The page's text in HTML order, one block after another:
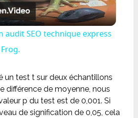
Video
audit SEO technique express
un test t sur deux échantillons
différence de moyenne, nous
p du test est de 0,001. Si
de signification de 0,05, cela